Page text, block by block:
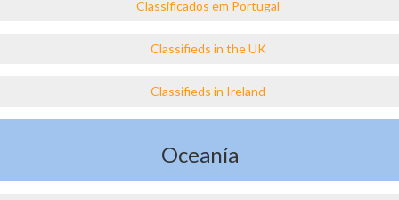
Classificados em Portugal
Classifieds in the UK
Classifieds in Ireland
Oceanía